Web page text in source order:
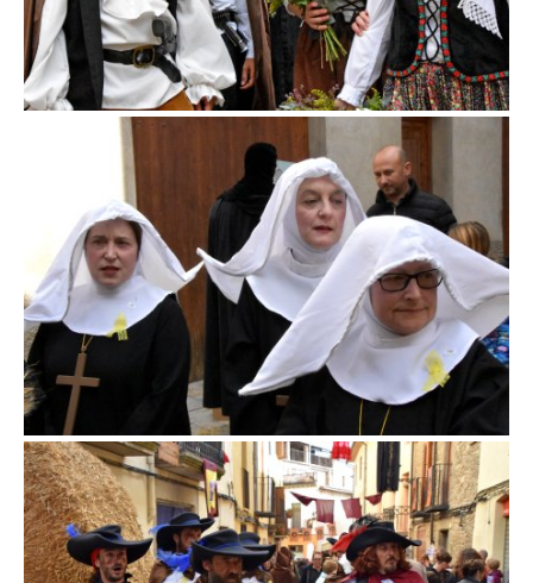
Fira d'en Rocaguinarda a Olost
Fira d'en Rocaguinarda a Olost